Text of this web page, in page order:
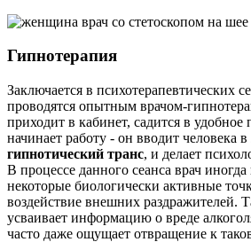
Гипнотерапия
Заключается в психотерапевтических
проводятся опытным врачом-
приходит в кабинет, садится в
начинает работу - он вводит человека в
гипнотический транс, и делает
В процессе данного сеанса врач
некоторые биологически активные
воздействие внешних раздражителей.
усваивает информацию о вреде
часто даже ощущает отвращение к